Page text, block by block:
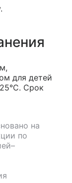
для детей
Срок
на
по